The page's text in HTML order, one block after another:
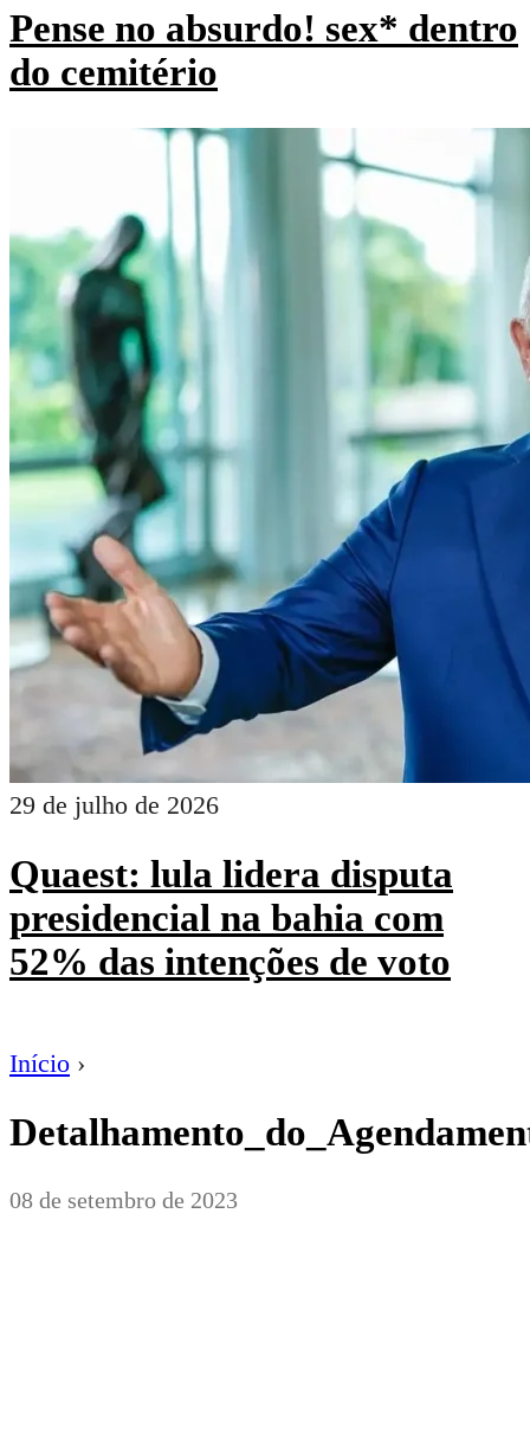
Pense no absurdo! sex* dentro
do cemitério
29 de julho de 2026
Quaest: lula lidera disputa
presidencial na bahia com
52% das intenções de voto
Início ›
08 de setembro de 2023